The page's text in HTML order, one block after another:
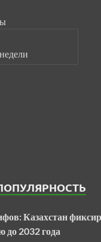
Казахстан
до 2032 года